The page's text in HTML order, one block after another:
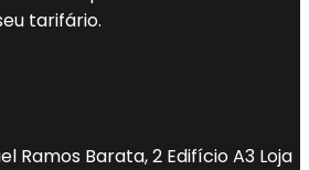
tarifário.
Ramos Barata, 2 Edifício A3 Loja